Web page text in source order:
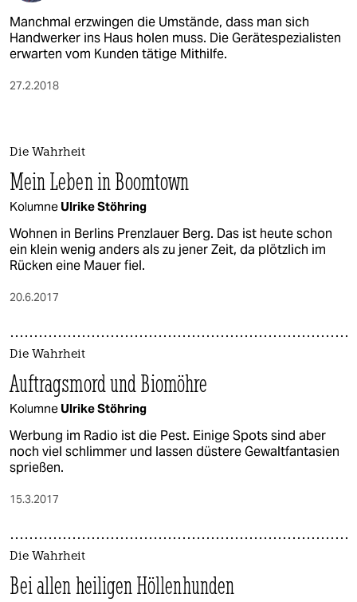
Manchmal erzwingen die Umstände, dass man sich
Handwerker ins Haus holen muss. Die Gerätespezialisten
erwarten vom Kunden tätige Mithilfe.
27.2.2018
Die Wahrheit
Mein Leben in Boomtown
Kolumne Ulrike Stöhring
Wohnen in Berlins Prenzlauer Berg. Das ist heute schon
ein klein wenig anders als zu jener Zeit, da plötzlich im
Rücken eine Mauer fiel.
20.6.2017
Die Wahrheit
Auftragsmord und Biomöhre
Kolumne Ulrike Stöhring
Werbung im Radio ist die Pest. Einige Spots sind aber
noch viel schlimmer und lassen düstere Gewaltfantasien
sprießen.
15.3.2017
Die Wahrheit
Bei allen heiligen Höllenhunden